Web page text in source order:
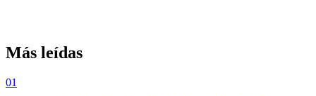
Más leídas
01